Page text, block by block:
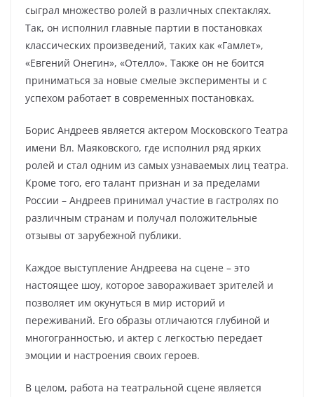
сыграл множество ролей в различных спектаклях.
Так, он исполнил главные партии в постановках
классических произведений, таких как «Гамлет»,
«Евгений Онегин», «Отелло». Также он не боится
приниматься за новые смелые эксперименты и с
успехом работает в современных постановках.
Борис Андреев является актером Московского Театра
имени Вл. Маяковского, где исполнил ряд ярких
ролей и стал одним из самых узнаваемых лиц театра.
Кроме того, его талант признан и за пределами
России – Андреев принимал участие в гастролях по
различным странам и получал положительные
отзывы от зарубежной публики.
Каждое выступление Андреева на сцене – это
настоящее шоу, которое завораживает зрителей и
позволяет им окунуться в мир историй и
переживаний. Его образы отличаются глубиной и
многогранностью, и актер с легкостью передает
эмоции и настроения своих героев.
В целом, работа на театральной сцене является